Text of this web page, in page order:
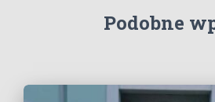
Podobne